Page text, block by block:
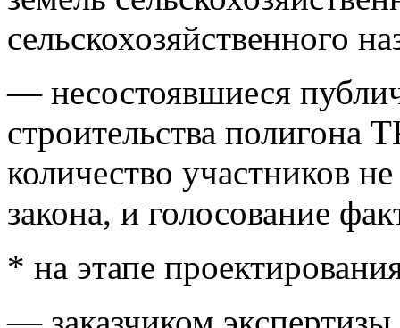
сельскохозяйственного
— несостоявшиеся
строительства полигона
количество участников
закона, и голосование
* на этапе